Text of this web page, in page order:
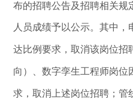
布的招聘公告及招聘相关规
人员成绩予以公示。其中，
达比例要求，取消该岗位招
向）、数字孪生工程师岗位
求，取消上述岗位招聘；管